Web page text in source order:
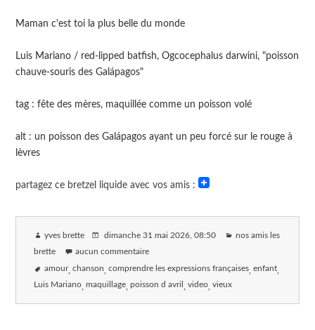
Maman c'est toi la plus belle du monde
Luis Mariano / red-lipped batfish, Ogcocephalus darwini, "poisson
chauve-souris des Galápagos"
tag : fête des mères, maquillée comme un poisson volé
alt : un poisson des Galápagos ayant un peu forcé sur le rouge à
lèvres
partagez ce bretzel liquide avec vos amis :
yves brette dimanche 31 mai 2026 , 08:50 nos amis les
brette aucun commentaire
amour chanson comprendre les expressions françaises enfant
Luis Mariano maquillage poisson d avril video vieux